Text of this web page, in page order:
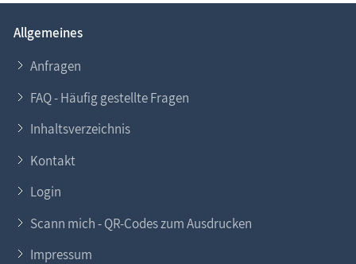
Allgemeines
Anfragen
FAQ - Häufig gestellte Fragen
Inhaltsverzeichnis
Kontakt
Login
Scann mich - QR-Codes zum Ausdrucken
Impressum